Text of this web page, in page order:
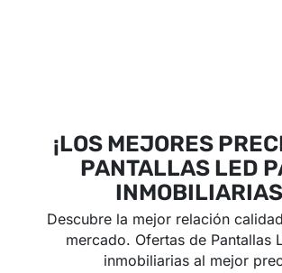
¡LOS MEJORES
PANTALLAS LED
Descubre la mejor relación
mercado. Ofertas de Pantallas
inmobiliarias al mejor